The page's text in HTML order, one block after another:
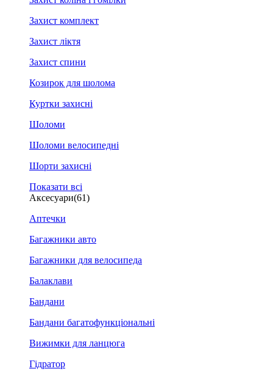
Захист комплект
Захист ліктя
Захист спини
Козирок для шолома
Куртки захисні
Шоломи
Шоломи велосипедні
Шорти захисні
Показати всі
Аксесуари(61)
Аптечки
Багажники авто
Багажники для велосипеда
Балаклави
Бандани
Бандани багатофункціональні
Вижимки для ланцюга
Гідратор